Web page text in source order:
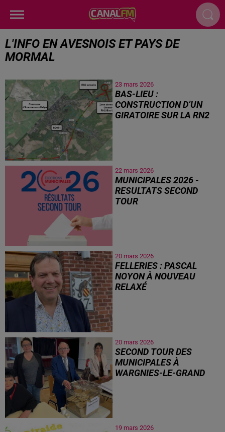
L'INFO EN AVESNOIS ET PAYS DE
MORMAL
23 mars 2026
BAS-LIEU :
CONSTRUCTION D’UN
GIRATOIRE SUR LA RN2
22 mars 2026
MUNICIPALES 2026 -
RESULTATS SECOND
TOUR
20 mars 2026
FELLERIES : PASCAL
NOYON À NOUVEAU
RELAXÉ
20 mars 2026
SECOND TOUR DES
MUNICIPALES À
WARGNIES-LE-GRAND
19 mars 2026